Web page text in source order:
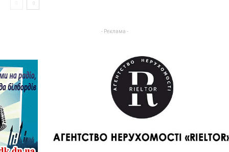
- Реклама -